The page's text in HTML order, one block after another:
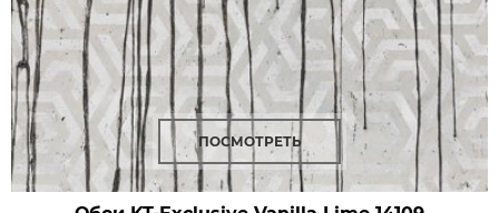
ПОСМОТРЕТЬ